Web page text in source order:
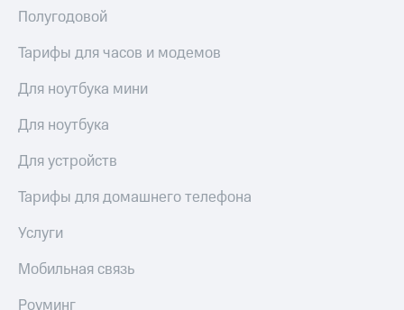
приобретения
выкупа
Дивиденды
облигаций
Описание
Уведомление
о
Другое
Полугодовой
Тарифы для часов и модемов
Для ноутбука мини
Для ноутбука
Для устройств
Тарифы для домашнего телефона
Услуги
Мобильная связь
Роуминг